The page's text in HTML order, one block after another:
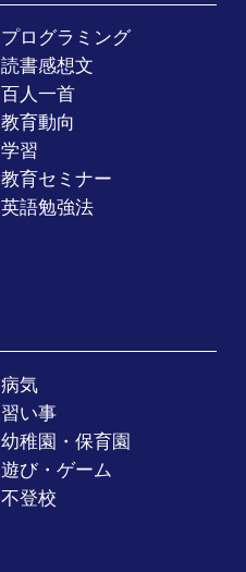
プログラミング
読書感想文
百人一首
教育動向
学習
教育セミナー
英語勉強法
病気
習い事
幼稚園・保育園
遊び・ゲーム
不登校